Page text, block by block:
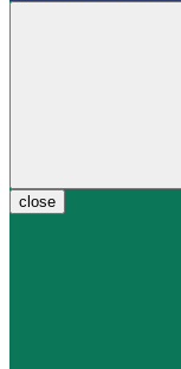
close